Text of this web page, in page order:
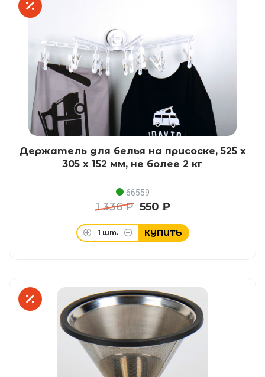
Держатель для белья на присоске, 525 x
305 x 152 мм, не более 2 кг
66559
1 336 ₽ 550 ₽
1 шт. КУПИТЬ